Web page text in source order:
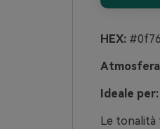
HEX:
Ideale per:
Le tonalità